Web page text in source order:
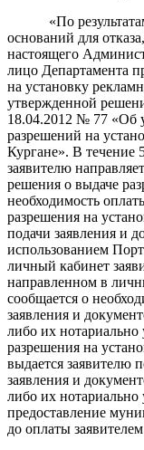
«По
оснований для
настоящего
лицо Департамента
на установку
утвержденной
18.04.2012 № 77 «Об
разрешений на
Кургане». В течение
заявителю
решения о выдаче
необходимость
разрешения на
подачи заявления и
использованием
личный кабинет
направленном в
сообщается о
заявления и
либо их
разрешения на
выдается заявителю
заявления и
либо их нотариально
предоставление
до оплаты